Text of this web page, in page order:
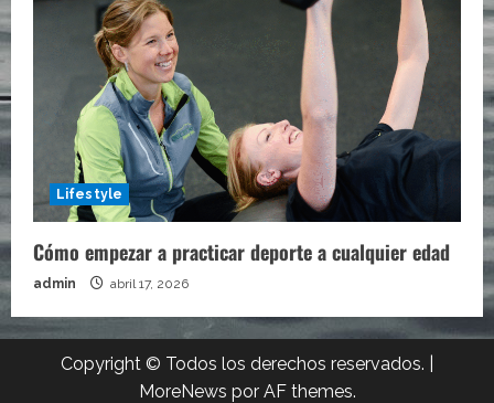
Lifestyle
Cómo empezar a practicar deporte a cualquier edad
admin abril 17, 2026
Copyright © Todos los derechos reservados.
MoreNews por AF themes.